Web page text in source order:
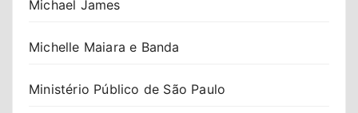
Michael James
Michelle Maiara e Banda
Ministério Público de São Paulo